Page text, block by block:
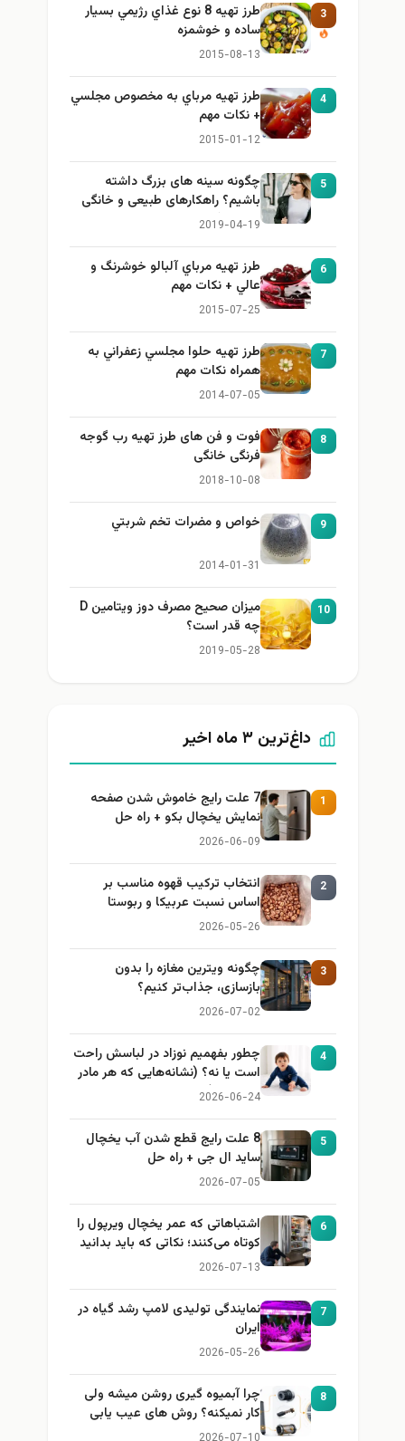
3
طرز تهيه 8 نوع غذاي رژيمي بسيار
ساده و خوشمزه
2015-08-13
4
طرز تهيه مرباي به مخصوص مجلسي
+ نكات مهم
2015-01-12
5
چگونه سینه های بزرگ داشته
باشیم؟ راهکارهای طبیعی و خانگی
برای بزرگ کردن سینه
2019-04-19
6
طرز تهيه مرباي آلبالو خوشرنگ و
عالي + نكات مهم
2015-07-25
7
طرز تهيه حلوا مجلسي زعفراني به
همراه نكات مهم
2014-07-05
8
فوت و فن های طرز تهیه رب گوجه
فرنگی خانگی
2018-10-08
9 خواص و مضرات تخم شربتي
2014-01-31
10
میزان صحیح مصرف دوز ویتامین D
چه قدر است؟
2019-05-28
داغ‌ترین ۳ ماه اخیر
1
7 علت رایج خاموش شدن صفحه
نمایش یخچال بکو + راه حل
2026-06-09
2
انتخاب ترکیب قهوه مناسب بر
اساس نسبت عربیکا و ربوستا
2026-05-26
3
چگونه ویترین مغازه را بدون
بازسازی، جذاب‌تر کنیم؟
2026-07-02
4
چطور بفهمیم نوزاد در لباسش راحت
است یا نه؟ (نشانه‌هایی که هر مادر
باید بداند)
2026-06-24
5
8 علت رایج قطع شدن آب یخچال
ساید ال جی + راه حل
2026-07-05
6
اشتباهاتی که عمر یخچال ویرپول را
کوتاه می‌کنند؛ نکاتی که باید بدانید
2026-07-13
7
نمایندگی تولیدی لامپ رشد گیاه در
ایران
2026-05-26
8
چرا آبمیوه گیری روشن میشه ولی
کار نمیکنه؟ روش های عیب یابی